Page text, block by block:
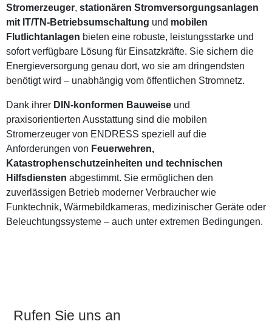
Stromerzeuger, stationären Stromversorgungsanlagen
mit IT/TN-Betriebsumschaltung und mobilen
Flutlichtanlagen bieten eine robuste, leistungsstarke und
sofort verfügbare Lösung für Einsatzkräfte. Sie sichern die
Energieversorgung genau dort, wo sie am dringendsten
benötigt wird – unabhängig vom öffentlichen Stromnetz.
Dank ihrer DIN-konformen Bauweise und
praxisorientierten Ausstattung sind die mobilen
Stromerzeuger von ENDRESS speziell auf die
Anforderungen von Feuerwehren,
Katastrophenschutzeinheiten und technischen
Hilfsdiensten abgestimmt. Sie ermöglichen den
zuverlässigen Betrieb moderner Verbraucher wie
Funktechnik, Wärmebildkameras, medizinischer Geräte oder
Beleuchtungssysteme – auch unter extremen Bedingungen.
Rufen Sie uns an